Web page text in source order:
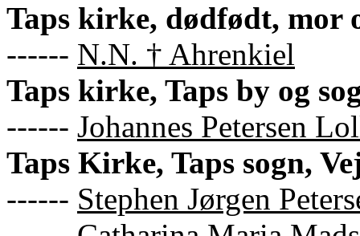
Taps kirke, dødfødt, mor
------ N.N. † Ahrenkiel
Taps kirke, Taps by og
------ Johannes Petersen
Taps Kirke, Taps sogn,
------ Stephen Jørgen